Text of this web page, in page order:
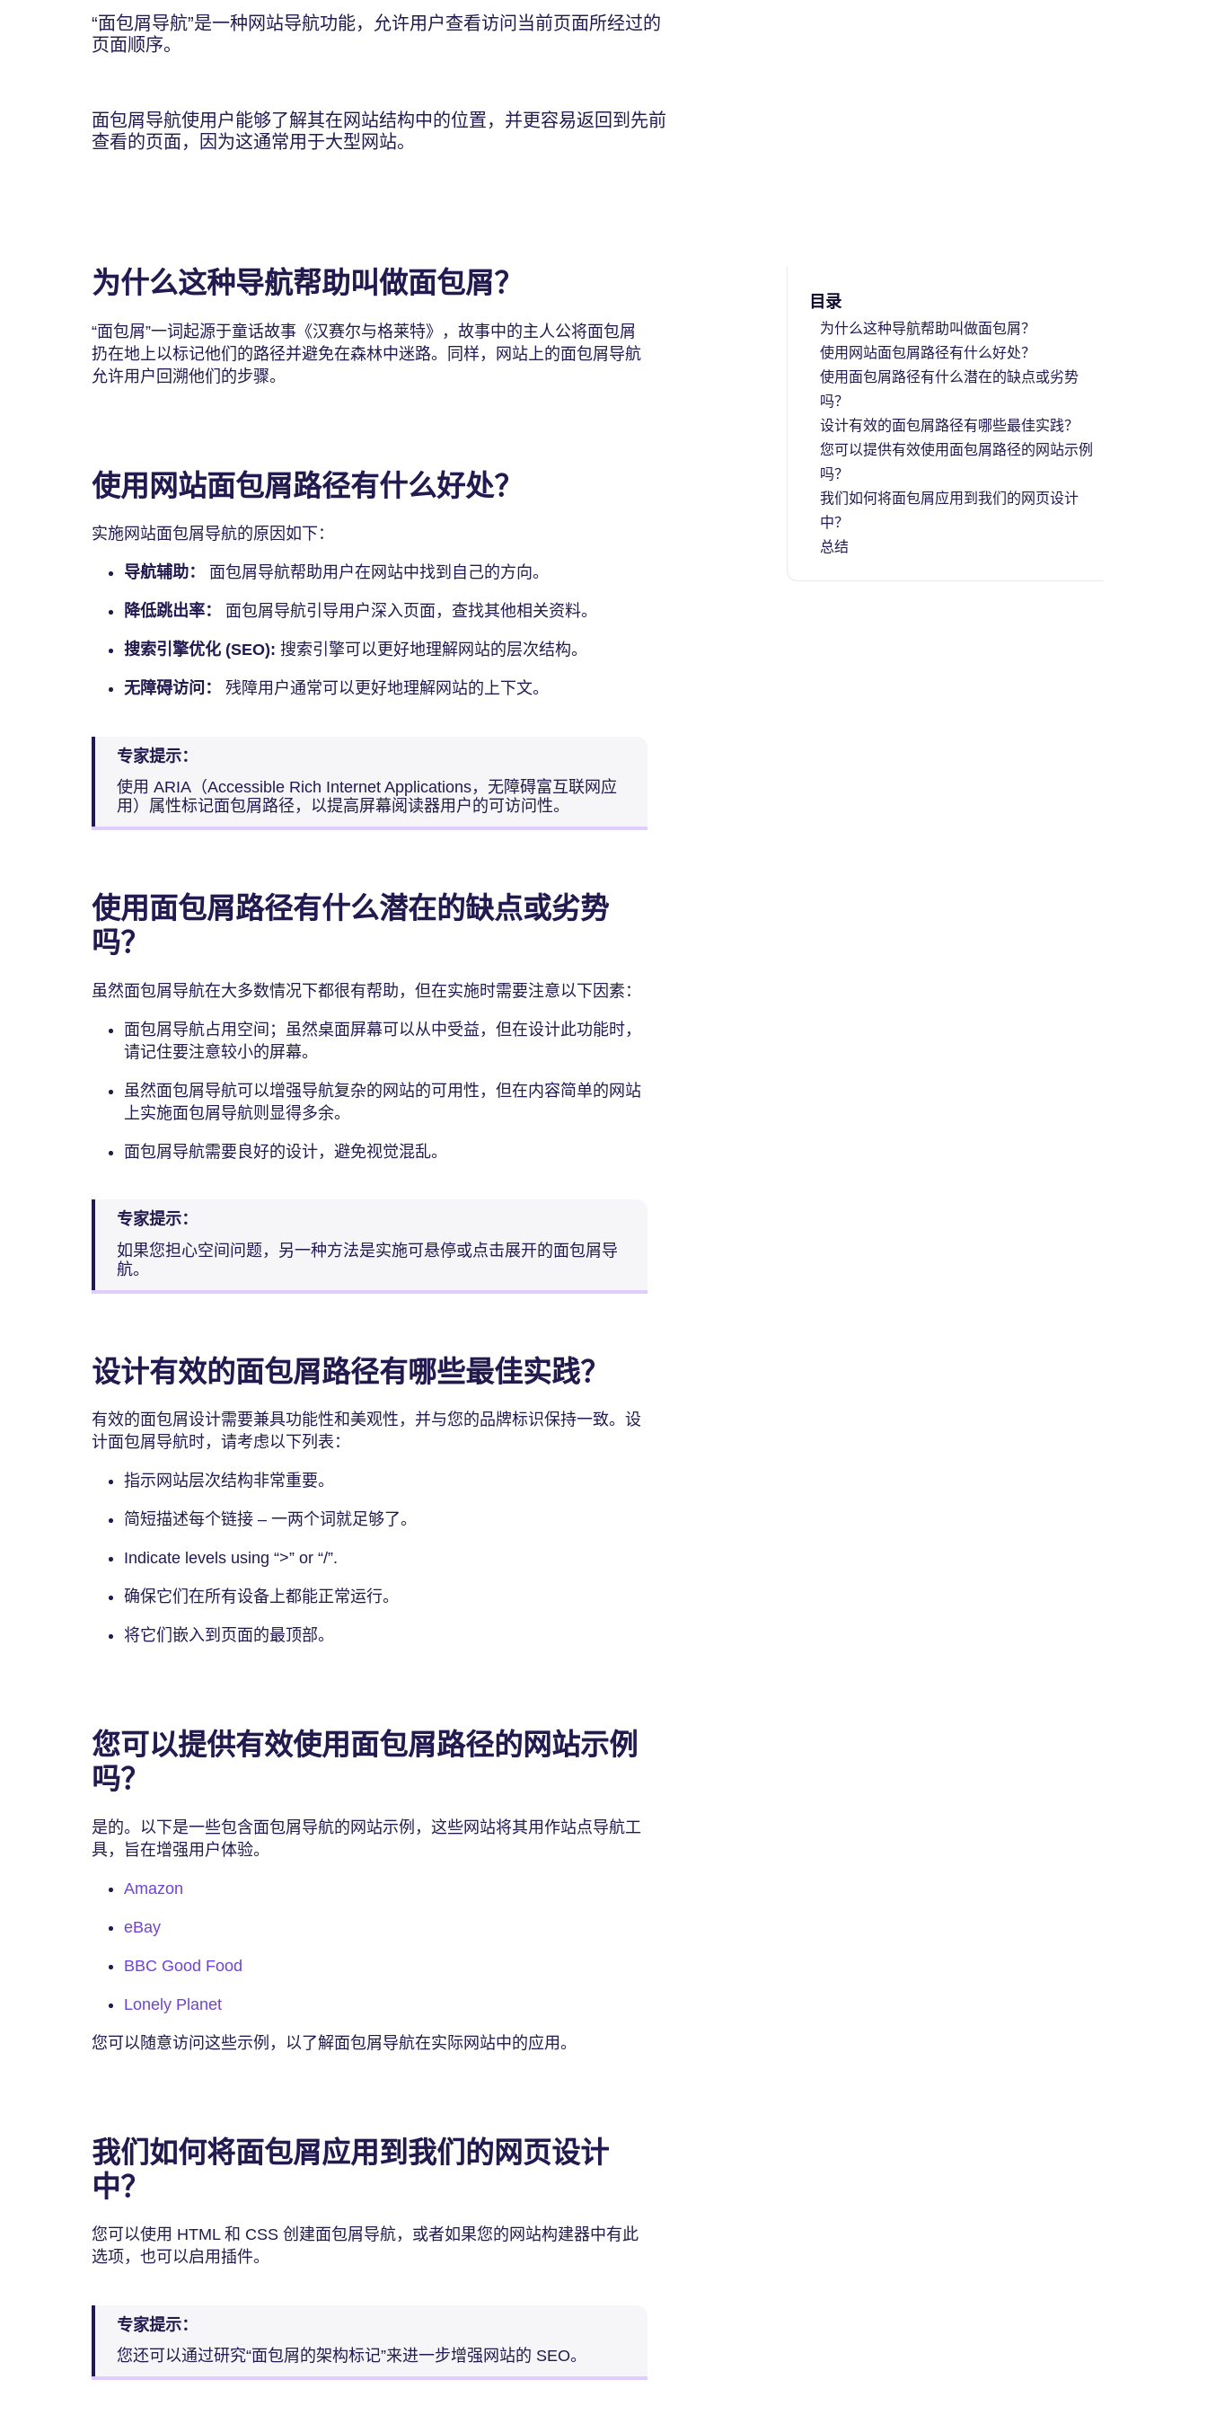
“面包屑导航”是一种网站导航功能，允许用户查看访问当前页面所经过的
页面顺序。
面包屑导航使用户能够了解其在网站结构中的位置，并更容易返回到先前
查看的页面，因为这通常用于大型网站。
为什么这种导航帮助叫做面包屑？
“面包屑”一词起源于童话故事《汉赛尔与格莱特》，故事中的主人公将面包屑
扔在地上以标记他们的路径并避免在森林中迷路。同样，网站上的面包屑导航
允许用户回溯他们的步骤。
使用网站面包屑路径有什么好处？
实施网站面包屑导航的原因如下：
导航辅助： 面包屑导航帮助用户在网站中找到自己的方向。
降低跳出率： 面包屑导航引导用户深入页面，查找其他相关资料。
搜索引擎优化 (SEO): 搜索引擎可以更好地理解网站的层次结构。
无障碍访问： 残障用户通常可以更好地理解网站的上下文。
专家提示：
使用 ARIA（Accessible Rich Internet Applications，无障碍富互联网应
用）属性标记面包屑路径，以提高屏幕阅读器用户的可访问性。
使用面包屑路径有什么潜在的缺点或劣势
吗？
虽然面包屑导航在大多数情况下都很有帮助，但在实施时需要注意以下因素：
面包屑导航占用空间；虽然桌面屏幕可以从中受益，但在设计此功能时，
请记住要注意较小的屏幕。
虽然面包屑导航可以增强导航复杂的网站的可用性，但在内容简单的网站
上实施面包屑导航则显得多余。
面包屑导航需要良好的设计，避免视觉混乱。
专家提示：
如果您担心空间问题，另一种方法是实施可悬停或点击展开的面包屑导
航。
设计有效的面包屑路径有哪些最佳实践？
有效的面包屑设计需要兼具功能性和美观性，并与您的品牌标识保持一致。设
计面包屑导航时，请考虑以下列表：
指示网站层次结构非常重要。
简短描述每个链接 – 一两个词就足够了。
Indicate levels using “>” or “/”.
确保它们在所有设备上都能正常运行。
将它们嵌入到页面的最顶部。
您可以提供有效使用面包屑路径的网站示例
吗？
是的。以下是一些包含面包屑导航的网站示例，这些网站将其用作站点导航工
具，旨在增强用户体验。
Amazon
eBay
BBC Good Food
Lonely Planet
您可以随意访问这些示例，以了解面包屑导航在实际网站中的应用。
我们如何将面包屑应用到我们的网页设计
中？
您可以使用 HTML 和 CSS 创建面包屑导航，或者如果您的网站构建器中有此
选项，也可以启用插件。
专家提示：
您还可以通过研究“面包屑的架构标记”来进一步增强网站的 SEO。
目录
为什么这种导航帮助叫做面包屑？
使用网站面包屑路径有什么好处？
使用面包屑路径有什么潜在的缺点或劣势
吗？
设计有效的面包屑路径有哪些最佳实践？
您可以提供有效使用面包屑路径的网站示例
吗？
我们如何将面包屑应用到我们的网页设计
中？
总结